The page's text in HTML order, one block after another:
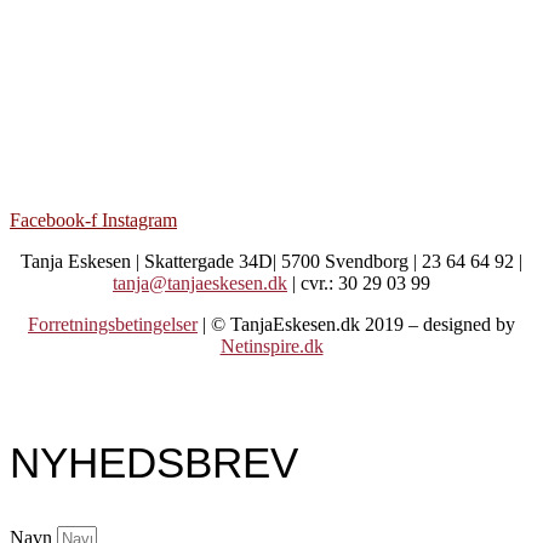
Facebook-f Instagram
Tanja Eskesen | Skattergade 34D| 5700 Svendborg | 23 64 64 92 |
tanja@tanjaeskesen.dk | cvr.: 30 29 03 99
Forretningsbetingelser | © TanjaEskesen.dk 2019 – designed by
Netinspire.dk
NYHEDSBREV
Navn